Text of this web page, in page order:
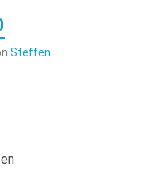
Steffen